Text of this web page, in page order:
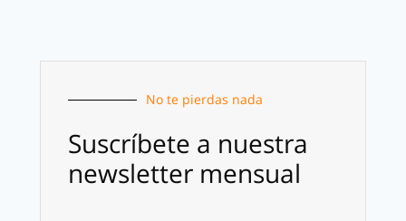
No te pierdas nada
Suscríbete a nuestra
newsletter mensual